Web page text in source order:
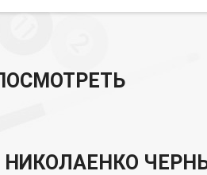
НИКОЛАЕНКО